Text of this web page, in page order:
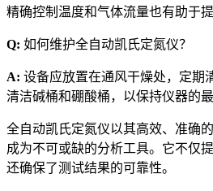
精确控制温度和气体流量也有助于
Q: 如何维护全自动凯氏定氮仪？
A: 设备应放置在通风干燥处，定期
清洁碱桶和硼酸桶，以保持仪器的最
全自动凯氏定氮仪以其高效、准确
成为不可或缺的分析工具。它不仅
还确保了测试结果的可靠性。